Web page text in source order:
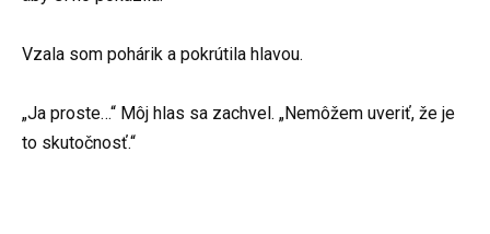
Vzala som pohárik a pokrútila hlavou.
„Ja proste…“ Môj hlas sa zachvel. „Nemôžem uveriť, že je
to skutočnosť.“